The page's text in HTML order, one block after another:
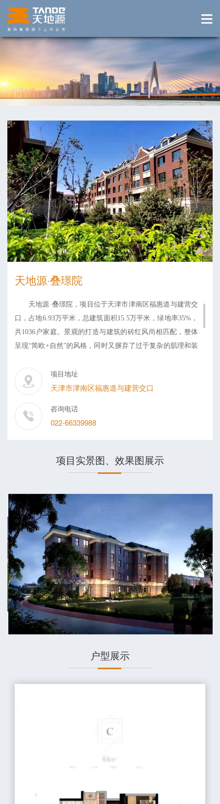
天地源·叠璟院
天地源·叠璟院，项目位于天津市津南区福惠道与建营交
口，占地6.93万平米，总建筑面积15.5万平米，绿地率35%，
共1036户家庭。景观的打造与建筑的砖红风尚相匹配，整体
呈现“简欧+自然”的风格，同时又摒弃了过于复杂的肌理和装
观环境的自然气息。项目由420米的环形跑道、全长270m的
慢走环道、全龄儿童活动区及中央景观广场等设施构建而
成，着力打造低密度、高品质的公园式住宅，项目于2007年
10月动工，交付时间为2020年11月10日。
项目地址
天津市津南区福惠道与建营交口
咨询电话
022-66339988
项目实景图、效果图展示
户型展示